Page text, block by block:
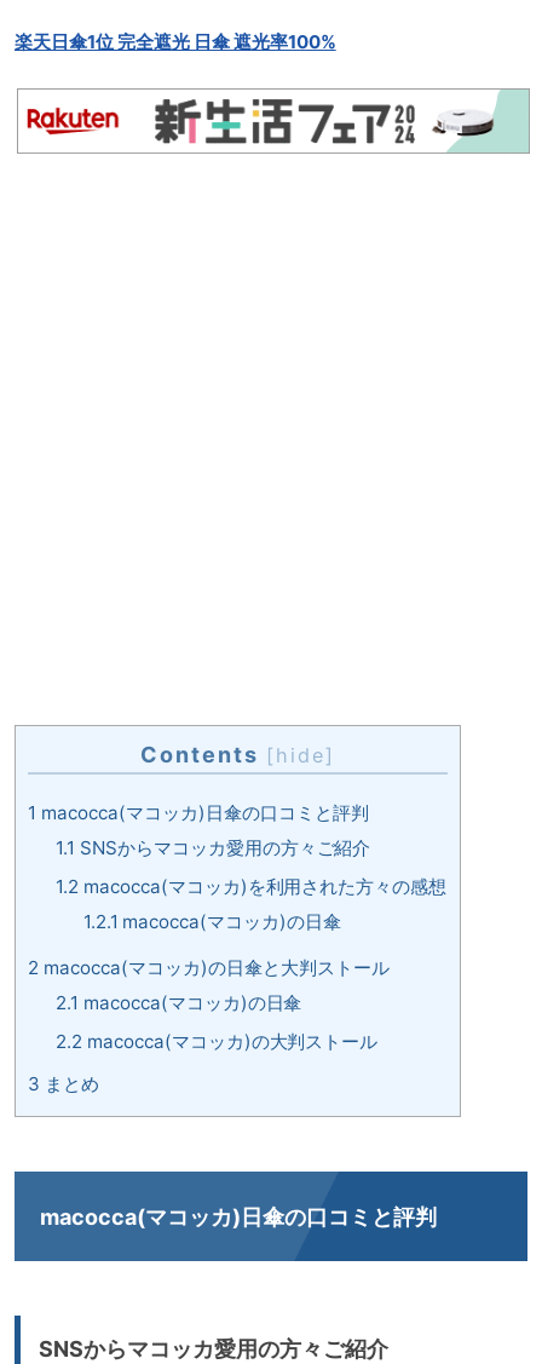
楽天日傘1位 完全遮光 日傘 遮光率100%
Contents [ hide]
1 macocca(マコッカ)日傘の口コミと評判
1.1 SNSからマコッカ愛用の方々ご紹介
1.2 macocca(マコッカ)を利用された方々の感想
1.2.1 macocca(マコッカ)の日傘
2 macocca(マコッカ)の日傘と大判ストール
2.1 macocca(マコッカ)の日傘
2.2 macocca(マコッカ)の大判ストール
3 まとめ
macocca(マコッカ)日傘の口コミと評判
SNSからマコッカ愛用の方々ご紹介